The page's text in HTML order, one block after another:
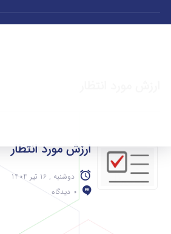
ارزش مورد انتظار
دوشنبه , 16 تیر 1404
0 دیدگاه